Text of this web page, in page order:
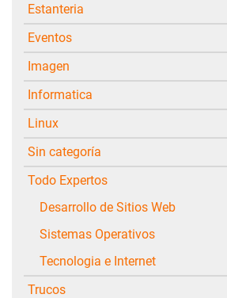
Estanteria
Eventos
Imagen
Informatica
Linux
Sin categoría
Todo Expertos
Desarrollo de Sitios Web
Sistemas Operativos
Tecnologia e Internet
Trucos